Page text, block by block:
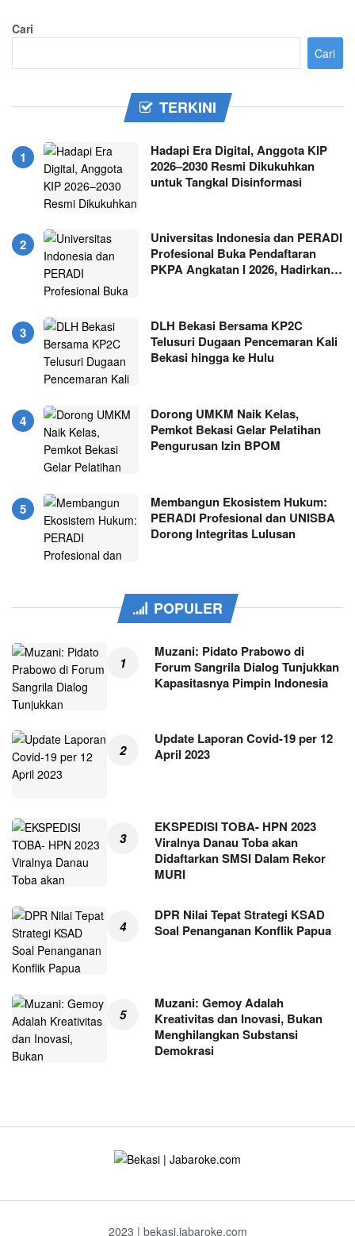
Cari
Cari
TERKINI
Hadapi Era Digital, Anggota KIP
2026–2030 Resmi Dikukuhkan
untuk Tangkal Disinformasi
Universitas Indonesia dan PERADI
Profesional Buka Pendaftaran
PKPA Angkatan I 2026, Hadirkan…
DLH Bekasi Bersama KP2C
Telusuri Dugaan Pencemaran Kali
Bekasi hingga ke Hulu
Dorong UMKM Naik Kelas,
Pemkot Bekasi Gelar Pelatihan
Pengurusan Izin BPOM
Membangun Ekosistem Hukum:
PERADI Profesional dan UNISBA
Dorong Integritas Lulusan
POPULER
Muzani: Pidato Prabowo di
Forum Sangrila Dialog Tunjukkan
Kapasitasnya Pimpin Indonesia
Update Laporan Covid-19 per 12
April 2023
EKSPEDISI TOBA- HPN 2023
Viralnya Danau Toba akan
Didaftarkan SMSI Dalam Rekor
MURI
DPR Nilai Tepat Strategi KSAD
Soal Penanganan Konflik Papua
Muzani: Gemoy Adalah
Kreativitas dan Inovasi, Bukan
Menghilangkan Substansi
Demokrasi
2023 | bekasi.jabaroke.com